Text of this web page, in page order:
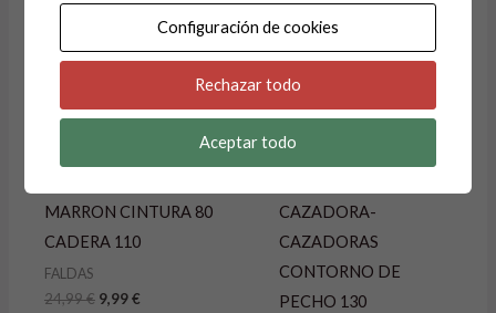
MARRON CINTURA 80
CADERA 110
FALDAS
24,99€ 9,99€
CHAQUETA-
CAZADORA-
CAZADORAS
CONTORNO DE
PECHO 130
Configuración de cookies
Rechazar todo
Aceptar todo